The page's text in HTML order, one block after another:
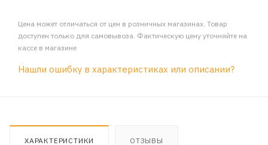
Цена может отличаться от цен в розничных магазинах. Товар
доступен только для самовывоза. Фактическую цену уточняйте на
кассе в магазине
Нашли ошибку в характеристиках или описании?
ХАРАКТЕРИСТИКИ ОТЗЫВЫ